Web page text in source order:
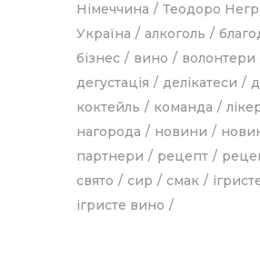
Німеччина
Теодоро
Україна
алкоголь
бізнес
вино волонтери
дегустація
делікатеси
коктейль
команда
нагорода
новини
партнери
рецепт
свято
сир смак
ігристе вино